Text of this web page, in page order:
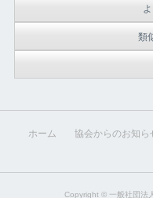
類
ホーム 協会からのお知ら
Copyright © 一般社団法